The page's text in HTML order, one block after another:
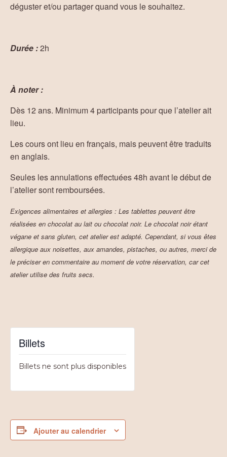
déguster et/ou partager quand vous le souhaitez.
Durée :2h
À noter :
Dès 12 ans. Minimum 4 participants pour que l’atelier ait
lieu.
Les cours ont lieu en français, mais peuvent être traduits
en anglais.
Seules les annulations effectuées 48h avant le début de
l’atelier sont remboursées.
Exigences alimentaires et allergies : Les tablettes peuvent être
réalisées en chocolat au lait ou chocolat noir. Le chocolat noir étant
végane et sans gluten, cet atelier est adapté. Cependant, si vous êtes
allergique aux noisettes, aux amandes, pistaches, ou autres, merci de
le préciser en commentaire au moment de votre réservation, car cet
atelier utilise des fruits secs.
Billets
Billets ne sont plus disponibles
Ajouter au calendrier